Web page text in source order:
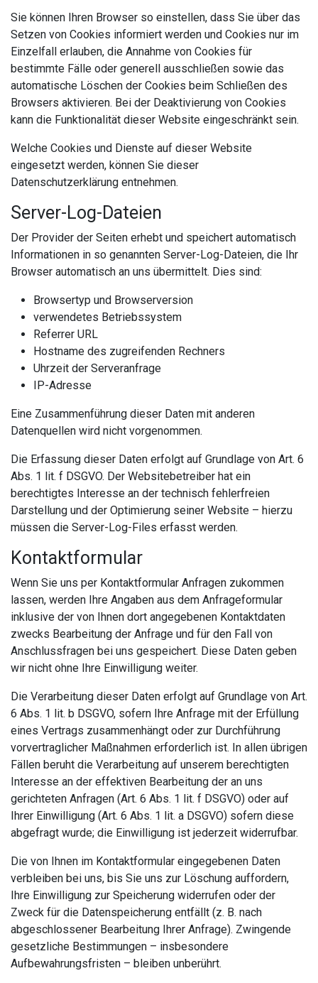
Sie können Ihren Browser so einstellen, dass Sie über das
Setzen von Cookies informiert werden und Cookies nur im
Einzelfall erlauben, die Annahme von Cookies für
bestimmte Fälle oder generell ausschließen sowie das
automatische Löschen der Cookies beim Schließen des
Browsers aktivieren. Bei der Deaktivierung von Cookies
kann die Funktionalität dieser Website eingeschränkt sein.
Welche Cookies und Dienste auf dieser Website
eingesetzt werden, können Sie dieser
Datenschutzerklärung entnehmen.
Server-Log-Dateien
Der Provider der Seiten erhebt und speichert automatisch
Informationen in so genannten Server-Log-Dateien, die Ihr
Browser automatisch an uns übermittelt. Dies sind:
Browsertyp und Browserversion
verwendetes Betriebssystem
Referrer URL
Hostname des zugreifenden Rechners
Uhrzeit der Serveranfrage
IP-Adresse
Eine Zusammenführung dieser Daten mit anderen
Datenquellen wird nicht vorgenommen.
Die Erfassung dieser Daten erfolgt auf Grundlage von Art. 6
Abs. 1 lit. f DSGVO. Der Websitebetreiber hat ein
berechtigtes Interesse an der technisch fehlerfreien
Darstellung und der Optimierung seiner Website – hierzu
müssen die Server-Log-Files erfasst werden.
Kontaktformular
Wenn Sie uns per Kontaktformular Anfragen zukommen
lassen, werden Ihre Angaben aus dem Anfrageformular
inklusive der von Ihnen dort angegebenen Kontaktdaten
zwecks Bearbeitung der Anfrage und für den Fall von
Anschlussfragen bei uns gespeichert. Diese Daten geben
wir nicht ohne Ihre Einwilligung weiter.
Die Verarbeitung dieser Daten erfolgt auf Grundlage von Art.
6 Abs. 1 lit. b DSGVO, sofern Ihre Anfrage mit der Erfüllung
eines Vertrags zusammenhängt oder zur Durchführung
vorvertraglicher Maßnahmen erforderlich ist. In allen übrigen
Fällen beruht die Verarbeitung auf unserem berechtigten
Interesse an der effektiven Bearbeitung der an uns
gerichteten Anfragen (Art. 6 Abs. 1 lit. f DSGVO) oder auf
Ihrer Einwilligung (Art. 6 Abs. 1 lit. a DSGVO) sofern diese
abgefragt wurde; die Einwilligung ist jederzeit widerrufbar.
Die von Ihnen im Kontaktformular eingegebenen Daten
verbleiben bei uns, bis Sie uns zur Löschung auffordern,
Ihre Einwilligung zur Speicherung widerrufen oder der
Zweck für die Datenspeicherung entfällt (z. B. nach
abgeschlossener Bearbeitung Ihrer Anfrage). Zwingende
gesetzliche Bestimmungen – insbesondere
Aufbewahrungsfristen – bleiben unberührt.